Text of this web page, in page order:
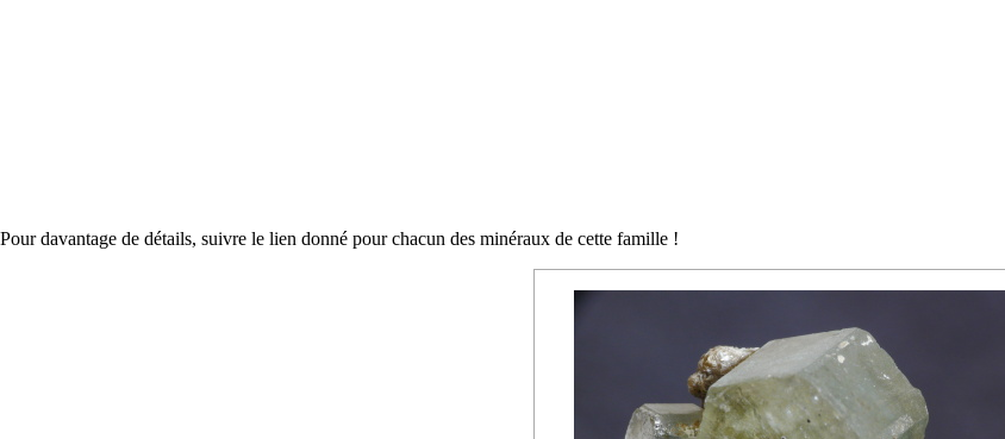
Pour davantage de détails, suivre le lien donné pour chacun des minéraux de cette famille !